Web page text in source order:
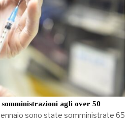
agli over 50
sono state somministrate 65